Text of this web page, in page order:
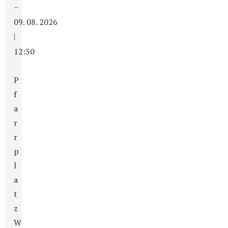
–
09. 08. 2026
|
12:30
P
f
a
r
r
p
l
a
t
z
W